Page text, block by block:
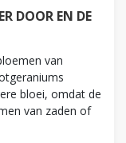
DOOR EN DE
van
bloei, omdat de
van zaden of